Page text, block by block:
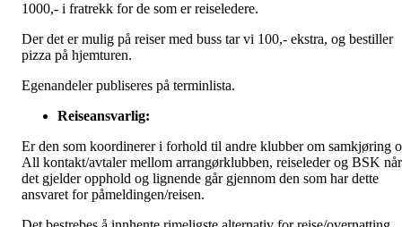
1000,- i fratrekk for de som er reiseledere.
Der det er mulig på reiser med buss tar vi 100,- ekstra, og bestiller
pizza på hjemturen.
Egenandeler publiseres på terminlista.
Reiseansvarlig:
Er den som koordinerer i forhold til andre klubber om samkjøring
All kontakt/avtaler mellom arrangørklubben, reiseleder og BSK når
det gjelder opphold og lignende går gjennom den som har dette
ansvaret for påmeldingen/reisen.